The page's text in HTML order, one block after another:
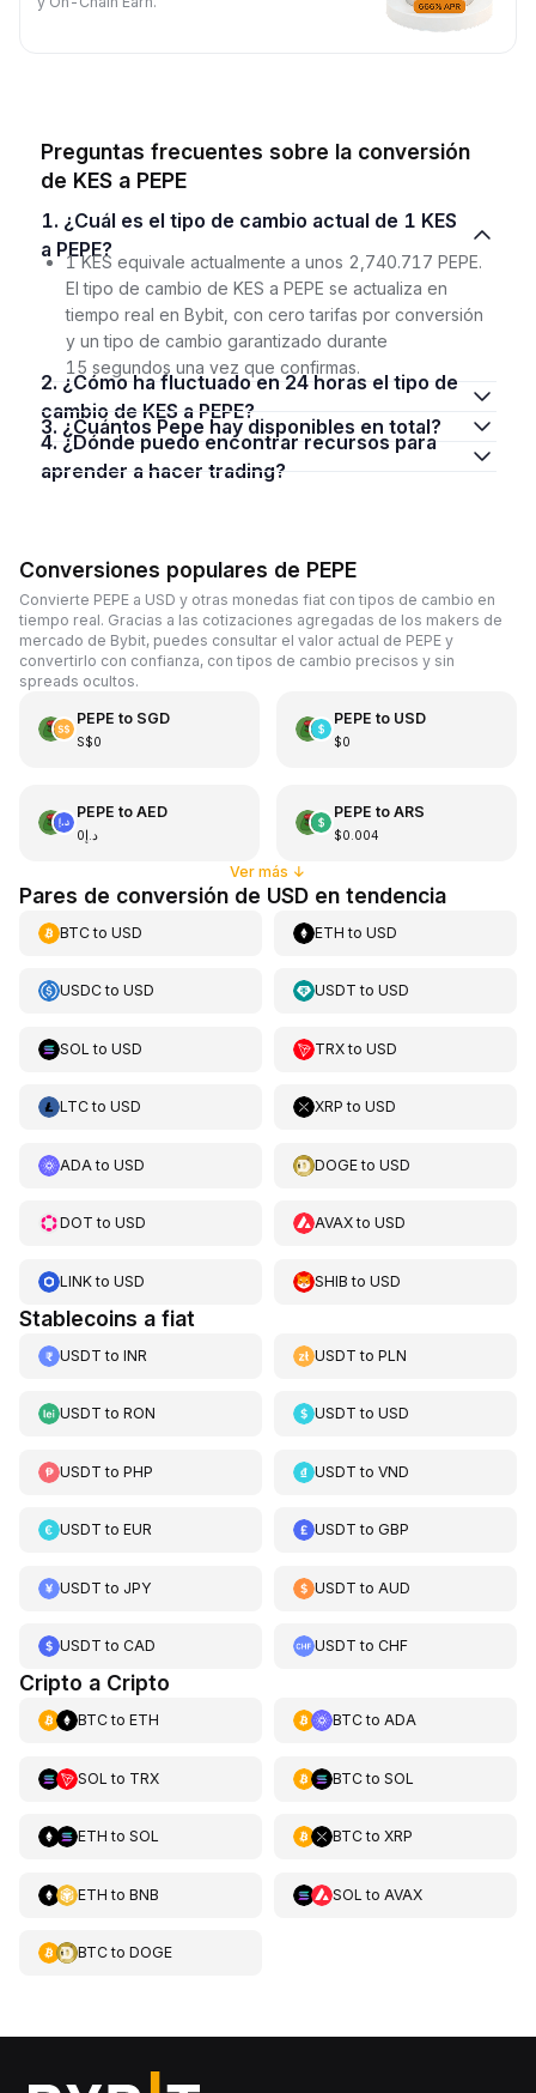
Preguntas frecuentes sobre la conversión
de KES a PEPE
1. ¿Cuál es el tipo de cambio actual de 1 KES
a PEPE?
1 KES equivale actualmente a unos 2,740.717 PEPE.
El tipo de cambio de KES a PEPE se actualiza en
tiempo real en Bybit, con cero tarifas por conversión
y un tipo de cambio garantizado durante
15 segundos una vez que confirmas.
2. ¿Cómo ha fluctuado en 24 horas el tipo de
cambio de KES a PEPE?
3. ¿Cuántos Pepe hay disponibles en total?
4. ¿Dónde puedo encontrar recursos para
aprender a hacer trading?
Conversiones populares de PEPE
Convierte PEPE a USD y otras monedas fiat con tipos de cambio en
tiempo real. Gracias a las cotizaciones agregadas de los makers de
mercado de Bybit, puedes consultar el valor actual de PEPE y
convertirlo con confianza, con tipos de cambio precisos y sin
spreads ocultos.
PEPE to SGD
S$0
PEPE to USD
$0
PEPE to AED
د.إ0
PEPE to ARS
$0.004
Ver más ↓
Pares de conversión de USD en tendencia
BTCto USD ETH toUSD
USDCto USD USDT toUSD
SOL to USD TRXtoUSD
LTCto USD XRP toUSD
ADA to USD DOGEtoUSD
DOT to USD AVAXtoUSD
LINKto USD SHIB toUSD
Stablecoins a fiat
USDT to INR USDT toPLN
USDT to RON USDT toUSD
USDT to PHP USDT toVND
USDT to EUR USDT toGBP
USDT to JPY USDT to AUD
USDT to CAD USDT toCHF
Cripto a Cripto
BTCto ETH BTCto ADA
SOL to TRX BTCto SOL
ETH to SOL BTCto XRP
ETH to BNB SOL to AVAX
BTCto DOGE